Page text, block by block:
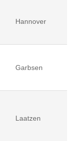
Hannover
Garbsen
Laatzen